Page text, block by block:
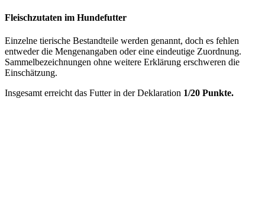
Fleischzutaten im Hundefutter
Einzelne tierische Bestandteile werden genannt, doch es fehlen
entweder die Mengenangaben oder eine eindeutige Zuordnung.
Sammelbezeichnungen ohne weitere Erklärung erschweren die
Einschätzung.
Insgesamt erreicht das Futter in der Deklaration 1/20 Punkte.